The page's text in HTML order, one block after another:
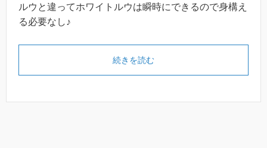
ルウと違ってホワイトルウは瞬時にできるので身構え
る必要なし♪
続きを読む